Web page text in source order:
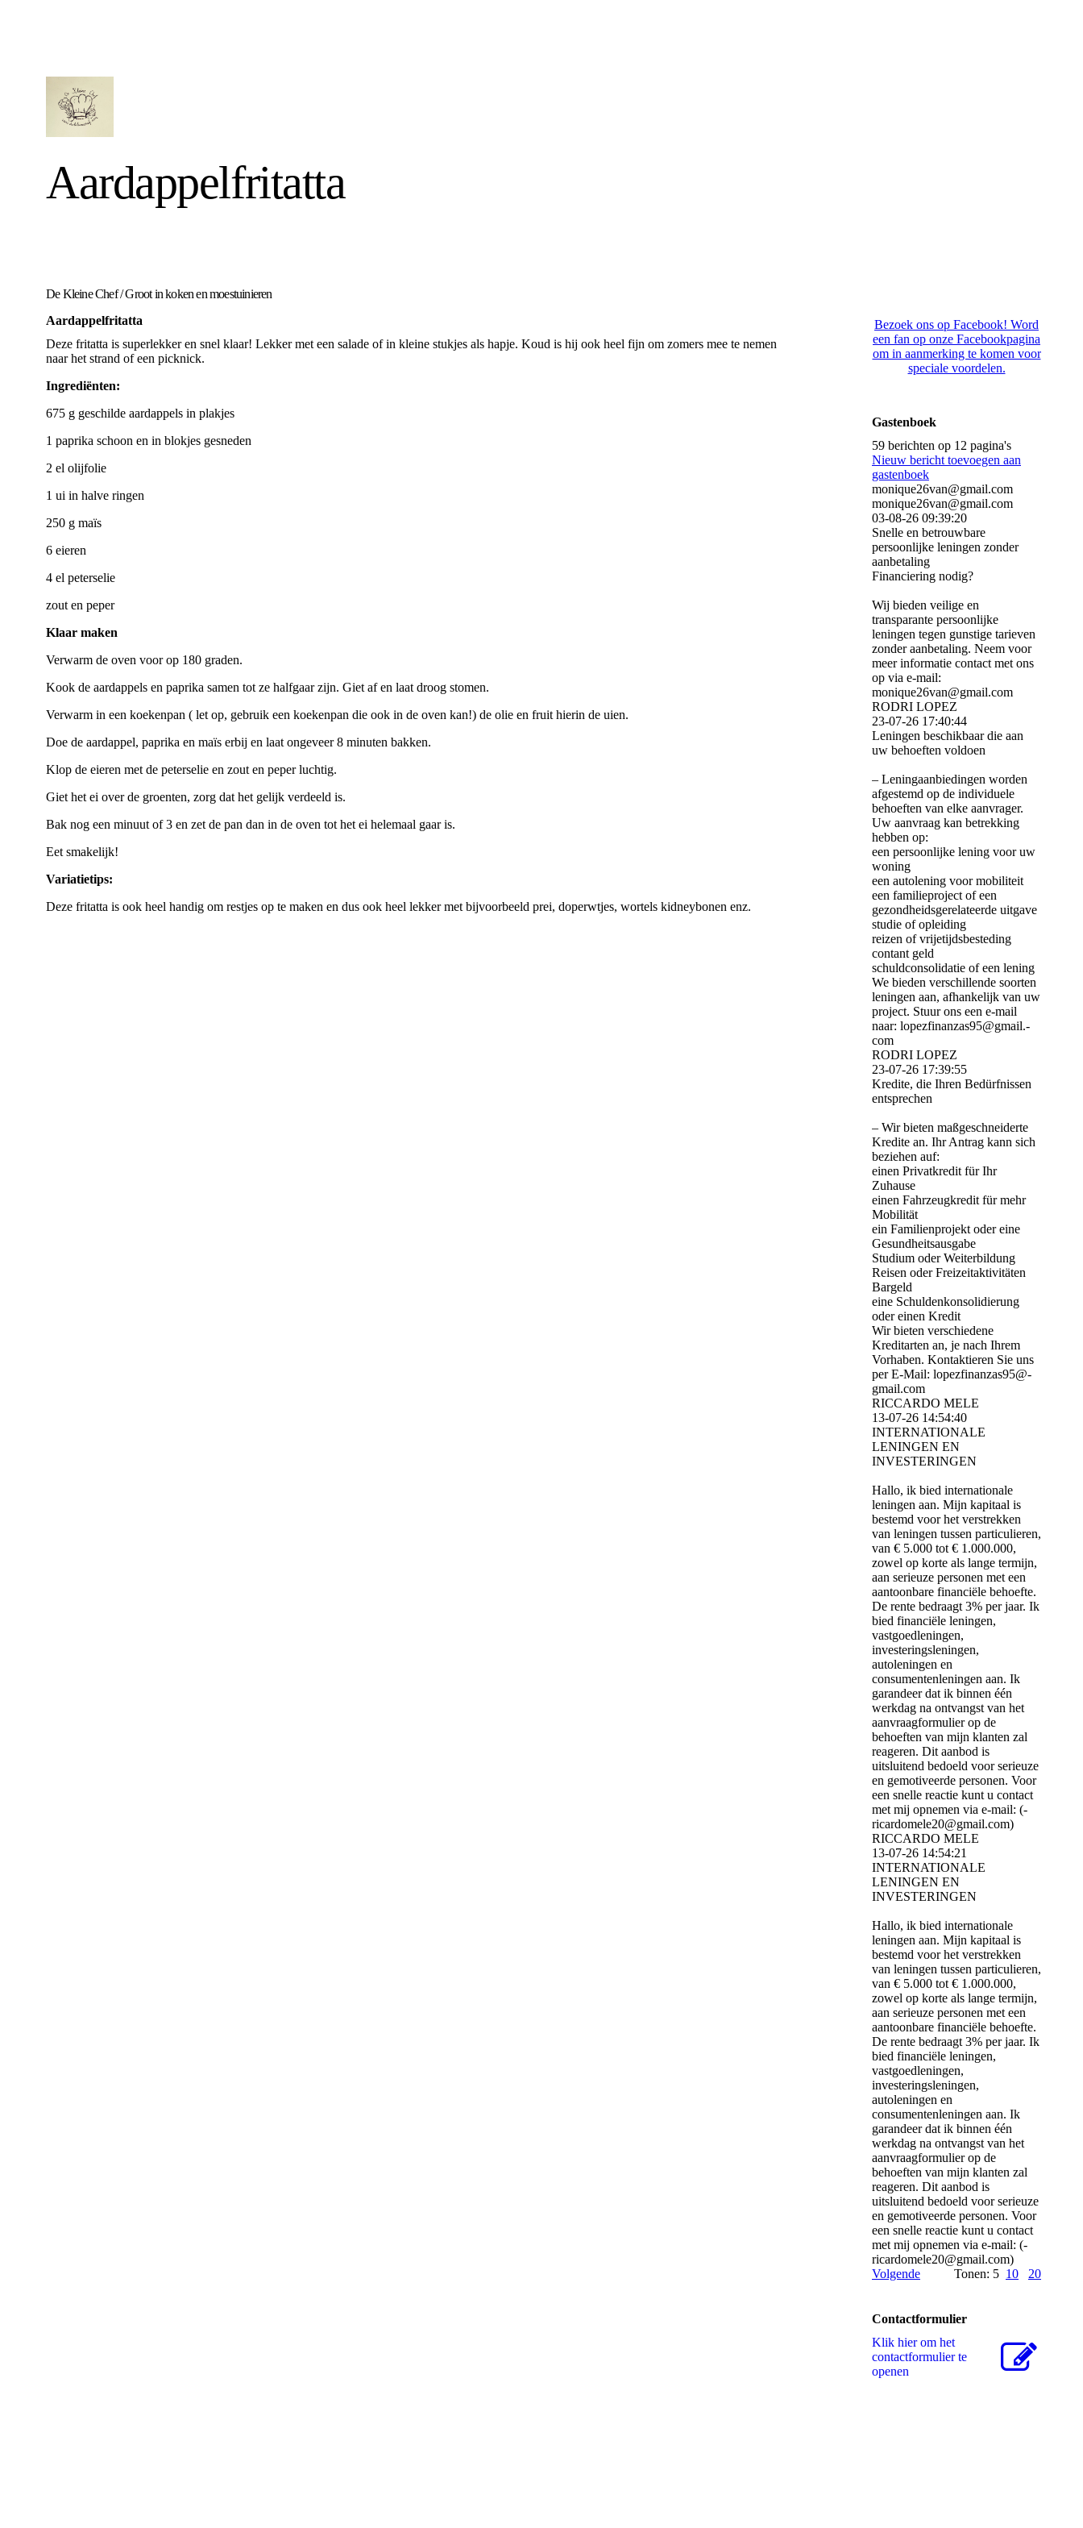
Aardappelfritatta
De Kleine Chef/Groot in koken en moestuinieren
Aardappelfritatta
Deze fritatta is superlekker en snel klaar! Lekker met een salade of in kleine stukjes als hapje. Koud is hij ook heel fijn om zomers mee te nemen
naar het strand of een picknick.
Ingrediënten:
675 g geschilde aardappels in plakjes
1 paprika schoon en in blokjes gesneden
2 el olijfolie
1 ui in halve ringen
250 g maïs
6 eieren
4 el peterselie
zout en peper
Klaar maken
Verwarm de oven voor op 180 graden.
Kook de aardappels en paprika samen tot ze halfgaar zijn. Giet af en laat droog stomen.
Verwarm in een koekenpan ( let op, gebruik een koekenpan die ook in de oven kan!) de olie en fruit hierin de uien.
Doe de aardappel, paprika en maïs erbij en laat ongeveer 8 minuten bakken.
Klop de eieren met de peterselie en zout en peper luchtig.
Giet het ei over de groenten, zorg dat het gelijk verdeeld is.
Bak nog een minuut of 3 en zet de pan dan in de oven tot het ei helemaal gaar is.
Eet smakelijk!
Variatietips:
Deze fritatta is ook heel handig om restjes op te maken en dus ook heel lekker met bijvoorbeeld prei, doperwtjes, wortels kidneybonen enz.
Bezoek ons op Facebook! Word
een fan op onze Facebookpagina
om in aanmerking te komen voor
speciale voordelen.
Gastenboek
59 berichten op 12 pagina's
Nieuw bericht toevoegen aan
gastenboek
monique26van@gmail.com
monique26van@gmail.com
03-08-26 09:39:20
Snelle en betrouwbare
persoonlijke leningen zonder
aanbetaling
Financiering nodig?
Wij bieden veilige en
transparante persoonlijke
leningen tegen gunstige tarieven
zonder aanbetaling. Neem voor
meer informatie contact met ons
op via e-mail:
monique26van@gmail.com
RODRI LOPEZ
23-07-26 17:40:44
Leningen beschikbaar die aan
uw behoeften voldoen
– Leningaanbiedingen worden
afgestemd op de individuele
behoeften van elke aanvrager.
Uw aanvraag kan betrekking
hebben op:
een persoonlijke lening voor uw
woning
een autolening voor mobiliteit
een familieproject of een
gezondheidsgerelateerde uitgave
studie of opleiding
reizen of vrijetijdsbesteding
contant geld
schuldconsolidatie of een lening
We bieden verschillende soorten
leningen aan, afhankelijk van uw
project. Stuur ons een e-mail
naar: lopezfinanzas95@­gmail.­
com
RODRI LOPEZ
23-07-26 17:39:55
Kredite, die Ihren Bedürfnissen
entsprechen
– Wir bieten maßgeschneiderte
Kredite an. Ihr Antrag kann sich
beziehen auf:
einen Privatkredit für Ihr
Zuhause
einen Fahrzeugkredit für mehr
Mobilität
ein Familienprojekt oder eine
Gesundheitsausgabe
Studium oder Weiterbildung
Reisen oder Freizeitaktivitäten
Bargeld
eine Schuldenkonsolidierung
oder einen Kredit
Wir bieten verschiedene
Kreditarten an, je nach Ihrem
Vorhaben. Kontaktieren Sie uns
per E-Mail: lopezfinanzas95@­
gmail.­com
RICCARDO MELE
13-07-26 14:54:40
INTERNATIONALE
LENINGEN EN
INVESTERINGEN
Hallo, ik bied internationale
leningen aan. Mijn kapitaal is
bestemd voor het verstrekken
van leningen tussen particulieren,
van € 5.000 tot € 1.000.000,
zowel op korte als lange termijn,
aan serieuze personen met een
aantoonbare financiële behoefte.
De rente bedraagt ​​3% per jaar. Ik
bied financiële leningen,
vastgoedleningen,
investeringsleningen,
autoleningen en
consumentenleningen aan. Ik
garandeer dat ik binnen één
werkdag na ontvangst van het
aanvraagformulier op de
behoeften van mijn klanten zal
reageren. Dit aanbod is
uitsluitend bedoeld voor serieuze
en gemotiveerde personen. Voor
een snelle reactie kunt u contact
met mij opnemen via e-mail: (­
ricardomele20@­gmail.­com)­
RICCARDO MELE
13-07-26 14:54:21
INTERNATIONALE
LENINGEN EN
INVESTERINGEN
Hallo, ik bied internationale
leningen aan. Mijn kapitaal is
bestemd voor het verstrekken
van leningen tussen particulieren,
van € 5.000 tot € 1.000.000,
zowel op korte als lange termijn,
aan serieuze personen met een
aantoonbare financiële behoefte.
De rente bedraagt ​​3% per jaar. Ik
bied financiële leningen,
vastgoedleningen,
investeringsleningen,
autoleningen en
consumentenleningen aan. Ik
garandeer dat ik binnen één
werkdag na ontvangst van het
aanvraagformulier op de
behoeften van mijn klanten zal
reageren. Dit aanbod is
uitsluitend bedoeld voor serieuze
en gemotiveerde personen. Voor
een snelle reactie kunt u contact
met mij opnemen via e-mail: (­
ricardomele20@­gmail.­com)­
Volgende
Tonen: 5 10 20
Contactformulier
Klik hier om het
contactformulier te
openen